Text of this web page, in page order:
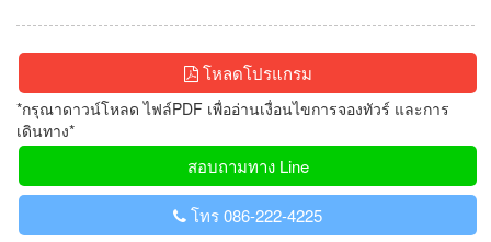
โหลดโปรแกรม
*กรุณาดาวน์โหลด ไฟล์PDF เพื่ออ่านเงื่อนไขการจองทัวร์ และการ
เดินทาง*
สอบถามทาง Line
โทร 086-222-4225